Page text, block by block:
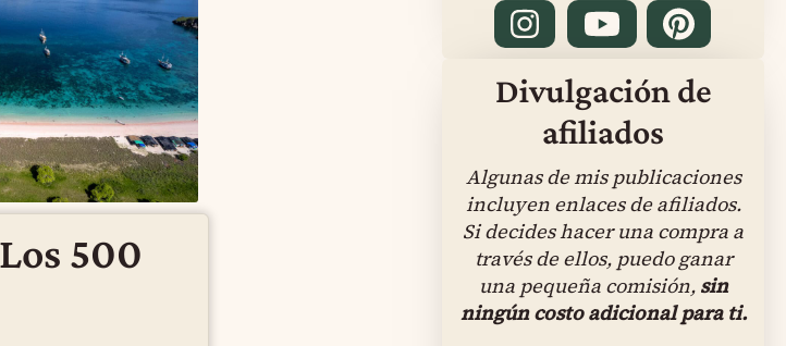
500
Divulgación de
afiliados
Algunas de mis publicaciones
incluyen enlaces de afiliados.
Si decides hacer una compra a
través de ellos, puedo ganar
una pequeña comisión, sin
ningún costo adicional para ti.